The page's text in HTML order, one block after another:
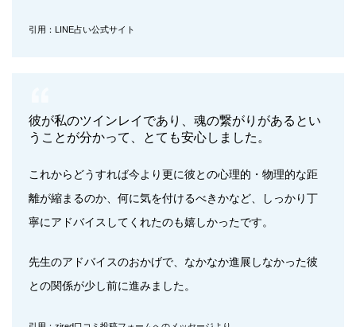
引用：LINE占い公式サイト
彼が私のツインレイであり、魂の繋がりがあるとい
うことが分かって、とても安心しました。
これからどうすれば今より更に彼との心理的・物理的な距
離が縮まるのか、何に気を付けるべきかなど、しっかり丁
寧にアドバイスしてくれたのも嬉しかったです。
先生のアドバイスのおかげで、なかなか進展しなかった彼
との関係が少し前に進みました。